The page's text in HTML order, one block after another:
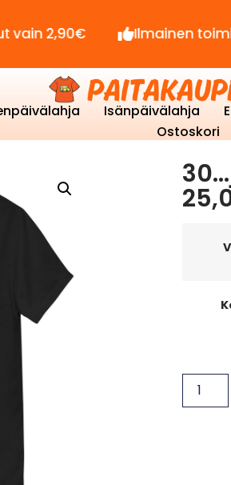
Ilmainen toimitus yli
Isänpäivälahja
Ostoskori